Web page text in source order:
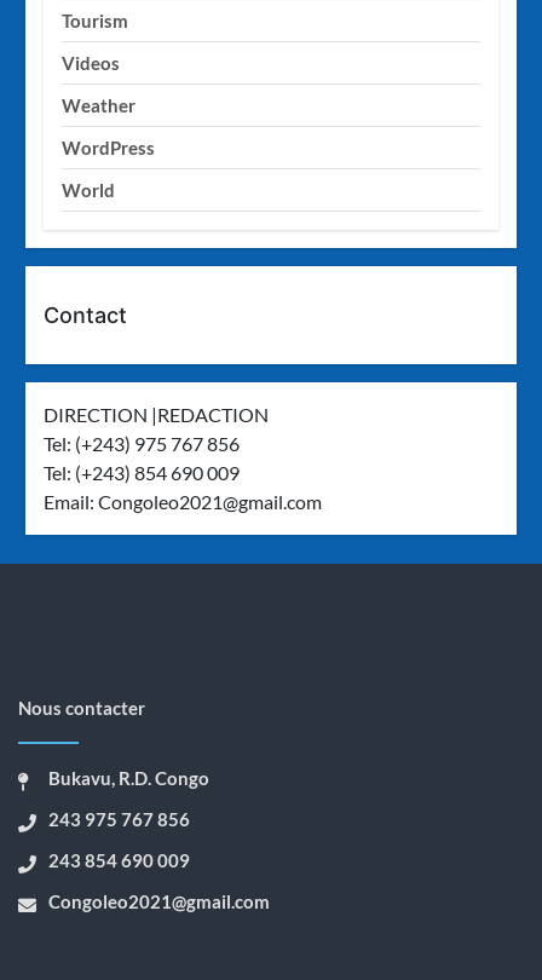
Tourism
Videos
Weather
WordPress
World
Contact
DIRECTION |REDACTION
Tel: (+243) 975 767 856
Tel: (+243) 854 690 009
Email:Congoleo2021@gmail.com
Nous contacter
Bukavu, R.D. Congo
243 975 767 856
243 854 690 009
Congoleo2021@gmail.com